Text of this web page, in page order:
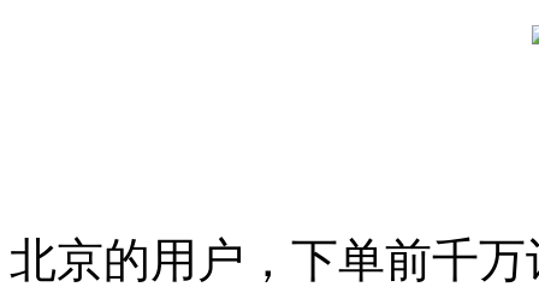
北京的用户，下单前千